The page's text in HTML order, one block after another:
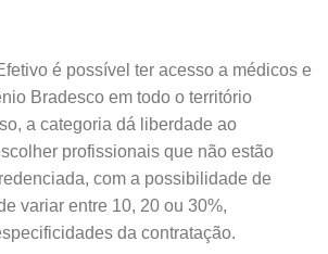
é possível ter acesso a médicos e
Bradesco em todo o território
a categoria dá liberdade ao
profissionais que não estão
com a possibilidade de
variar entre 10, 20 ou 30%,
da contratação.